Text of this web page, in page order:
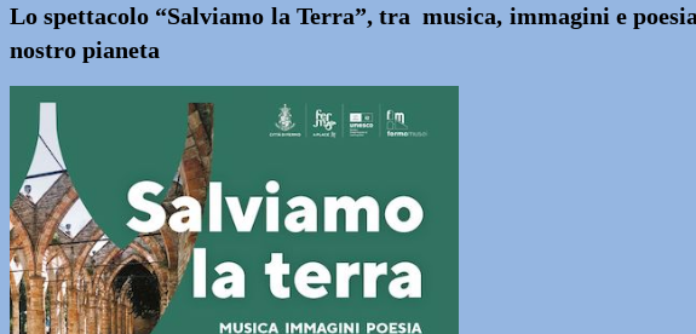
Lo spettacolo “Salviamo la Terra”, tra musica, immagini e
nostro pianeta